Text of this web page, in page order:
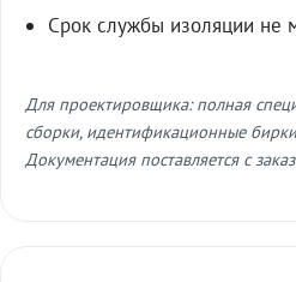
Срок службы изоляции не
Для проектировщика: полная
сборки, идентификационные
Документация поставляется с